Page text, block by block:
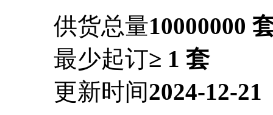
供货总量10000000
最少起订≥ 1 套
更新时间2024-12-21